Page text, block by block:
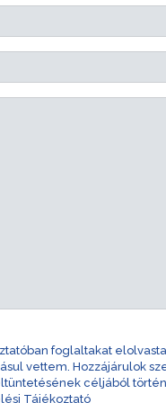
foglaltakat
vettem. Hozzájárulok
céljából
Tájékoztató